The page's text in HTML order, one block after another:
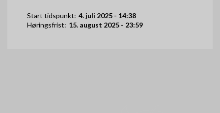
Start tidspunkt: 4. juli 2025 - 14:38
Høringsfrist: 15. august 2025 - 23:59